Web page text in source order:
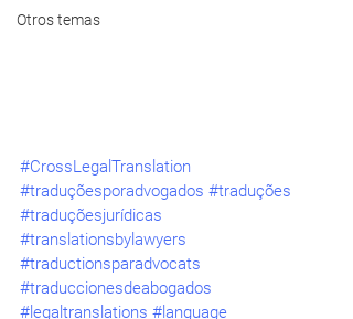
Otros temas
#CrossLegalTranslation
#traduçõesporadvogados #traduções
#traduçõesjurídicas
#translationsbylawyers
#traductionsparadvocats
#traduccionesdeabogados
#legaltranslations #language